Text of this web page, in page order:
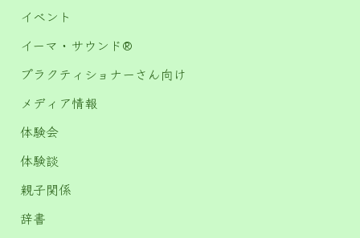
イベント
イーマ・サウンド®️
プラクティショナーさん向け
メディア情報
体験会
体験談
親子関係
辞書